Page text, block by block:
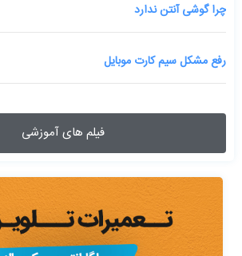
چرا گوشی آنتن ندارد
رفع مشکل سیم کارت موبایل
فیلم های آموزشی